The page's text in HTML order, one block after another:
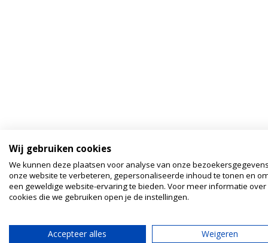
Wij gebruiken cookies
We kunnen deze plaatsen voor analyse van onze
onze website te verbeteren, gepersonaliseerde inhoud te tonen en
een geweldige website-ervaring te bieden. Voor meer informatie over
cookies die we gebruiken open je de instellingen.
Accepteer alles Weigeren